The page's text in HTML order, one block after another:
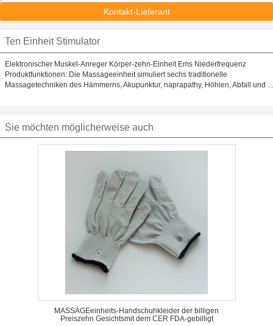
Kontakt-Lieferant
Ten Einheit Stimulator
Elektronischer Muskel-Anreger Körper-zehn-Einheit Ems Niederfrequenz
Produktfunktionen: Die Massageeinheit simuliert sechs traditionelle
Massagetechniken des Hämmerns, Akupunktur, naprapathy, Höhlen, Abfall und ...
Sie möchten möglicherweise auch
MASSAGEeinheits-Handschuhkleider der billigen
Preiszehn Gesichtsmit dem CER FDA-gebilligt